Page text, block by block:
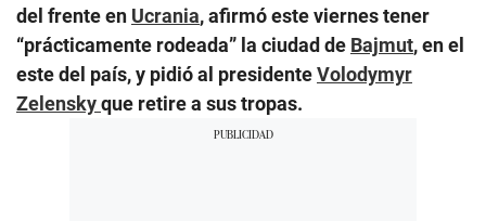
del frente en Ucrania, afirmó este viernes tener
“prácticamente rodeada” la ciudad de Bajmut, en el
este del país, y pidió al presidenteVolodymyr
Zelenskyque retire a sus tropas.